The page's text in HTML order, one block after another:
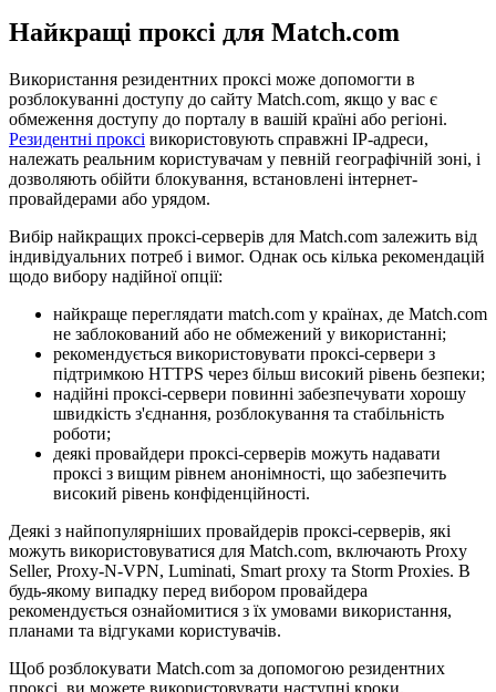
Найкращі проксі для Match.com
Використання резидентних проксі може допомогти в
розблокуванні доступу до сайту Match.com, якщо у вас є
обмеження доступу до порталу в вашій країні або регіоні.
Резидентні проксі використовують справжні IP-адреси,
належать реальним користувачам у певній географічній зоні, і
дозволяють обійти блокування, встановлені інтернет-
провайдерами або урядом.
Вибір найкращих проксі-серверів для Match.com залежить від
індивідуальних потреб і вимог. Однак ось кілька рекомендацій
щодо вибору надійної опції:
найкраще переглядати match.com у країнах, де Match.com
не заблокований або не обмежений у використанні;
рекомендується використовувати проксі-сервери з
підтримкою HTTPS через більш високий рівень безпеки;
надійні проксі-сервери повинні забезпечувати хорошу
швидкість з'єднання, розблокування та стабільність
роботи;
деякі провайдери проксі-серверів можуть надавати
проксі з вищим рівнем анонімності, що забезпечить
високий рівень конфіденційності.
Деякі з найпопулярніших провайдерів проксі-серверів, які
можуть використовуватися для Match.com, включають Proxy
Seller, Proxy-N-VPN, Luminati, Smart proxy та Storm Proxies. В
будь-якому випадку перед вибором провайдера
рекомендується ознайомитися з їх умовами використання,
планами та відгуками користувачів.
Щоб розблокувати Match.com за допомогою резидентних
проксі, ви можете використовувати наступні кроки.